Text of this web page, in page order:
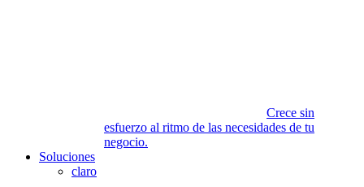
Crece sin
esfuerzo al ritmo de las necesidades de tu
negocio.
Soluciones
claro